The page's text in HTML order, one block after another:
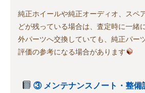
純正ホイールや純正オーディオ、スペ
どが残っている場合は、査定時に一緒
外パーツへ交換していても、純正パー
評価の参考になる場合があります
③ メンテナンスノート・整備